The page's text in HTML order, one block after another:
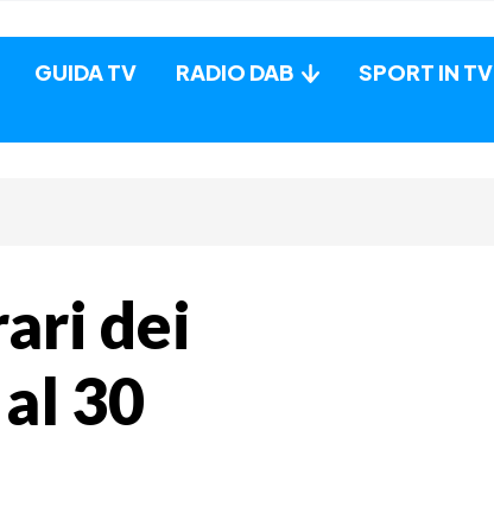
GUIDA TV RADIO DAB SPORT IN TV
dei
30